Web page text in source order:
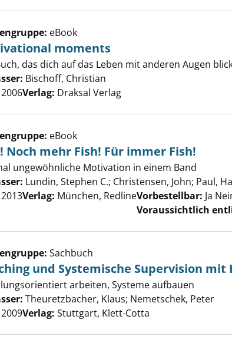
eBook
moments
das dich auf das Leben mit anderen Augen
Bischoff, Christian
2006Verlag: Draksal Verlag
eBook
Noch mehr Fish! Für immer Fish!
ungewöhnliche Motivation in einem Band
Lundin, Stephen C.; Christensen, John; Paul,
2013Verlag: München, RedlineVorbestellbar: Ja
Voraussichtlich
Details von Coaching und Systemische
Sachbuch
und Systemische Supervision
arbeiten, Systeme aufbauen
Theuretzbacher, Klaus; Nemetschek, Peter
2009Verlag: Stuttgart, Klett-Cotta